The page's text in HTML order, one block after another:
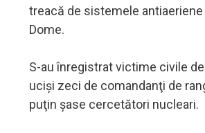
treacă de sistemele
Dome.
S-au înregistrat victime civile
ucişi zeci de comandanţi de
puţin şase cercetători nucleari.